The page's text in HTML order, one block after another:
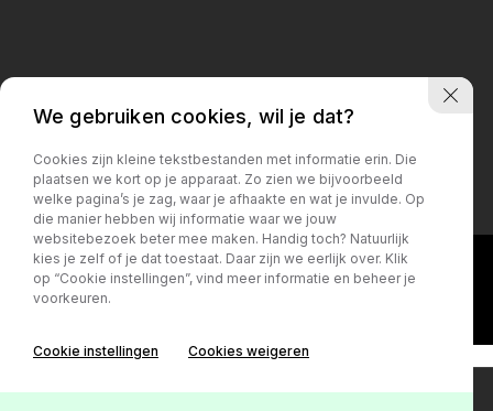
We gebruiken cookies, wil je dat?
Cookies zijn kleine tekstbestanden met informatie erin. Die
plaatsen we kort op je apparaat. Zo zien we bijvoorbeeld
welke pagina’s je zag, waar je afhaakte en wat je invulde. Op
die manier hebben wij informatie waar we jouw
websitebezoek beter mee maken. Handig toch? Natuurlijk
kies je zelf of je dat toestaat. Daar zijn we eerlijk over. Klik
op “Cookie instellingen”, vind meer informatie en beheer je
voorkeuren.
Cookie instellingen Cookies weigeren